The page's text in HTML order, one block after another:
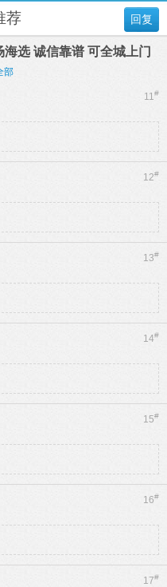
回复
荐
选 诚信靠谱 可全城上门
部
11#
12#
13#
14#
15#
16#
17#